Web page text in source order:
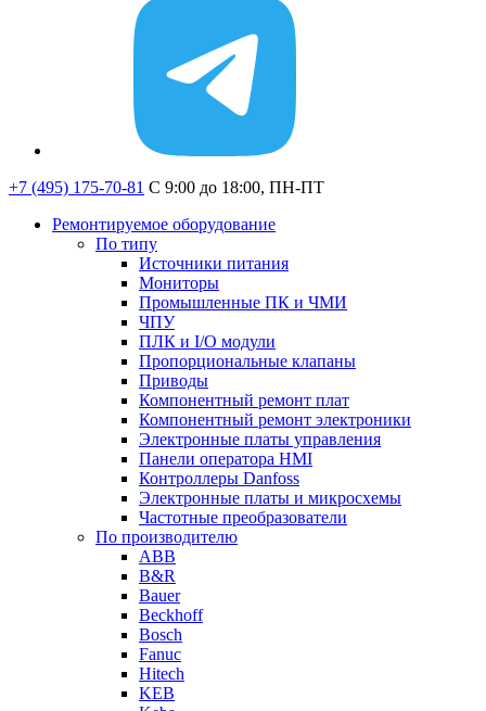
+7 (495) 175-70-81 C 9:00 до 18:00, ПН-ПТ
Ремонтируемое оборудование
По типу
Источники питания
Мониторы
Промышленные ПК и ЧМИ
ЧПУ
ПЛК и I/O модули
Пропорциональные клапаны
Приводы
Компонентный ремонт плат
Компонентный ремонт электроники
Электронные платы управления
Панели оператора HMI
Контроллеры Danfoss
Электронные платы и микросхемы
Частотные преобразователи
По производителю
ABB
B&R
Bauer
Beckhoff
Bosch
Fanuc
Hitech
KEB